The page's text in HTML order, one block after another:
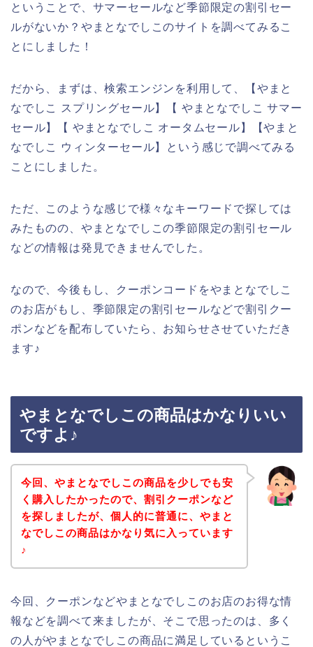
ということで、サマーセールなど季節限定の割引セー
ルがないか？やまとなでしこのサイトを調べてみるこ
とにしました！
だから、まずは、検索エンジンを利用して、【やまと
なでしこ スプリングセール】【 やまとなでしこ サマー
セール】【 やまとなでしこ オータムセール】【やまと
なでしこ ウィンターセール】という感じで調べてみる
ことにしました。
ただ、このような感じで様々なキーワードで探しては
みたものの、やまとなでしこの季節限定の割引セール
などの情報は発見できませんでした。
なので、今後もし、クーポンコードをやまとなでしこ
のお店がもし、季節限定の割引セールなどで割引クー
ポンなどを配布していたら、お知らせさせていただき
ます♪
やまとなでしこの商品はかなりいい
ですよ♪
今回、やまとなでしこの商品を少しでも安
く購入したかったので、割引クーポンなど
を探しましたが、個人的に普通に、やまと
なでしこの商品はかなり気に入っています
♪
今回、クーポンなどやまとなでしこのお店のお得な情
報などを調べて来ましたが、そこで思ったのは、多く
の人がやまとなでしこの商品に満足しているというこ